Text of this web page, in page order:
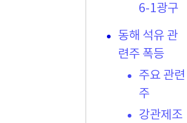
6-1광구
동해 석유 관
련주 폭등
주요 관련
주
강관제조